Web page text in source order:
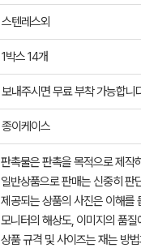
스텐레스외
1박스 14개
보내주시면 무료 부착 가능합니
종이케이스
판촉물은 판촉을 목적으로 제작
일반상품으로 판매는 신중히 판
제공되는 상품의 사진은 이해를
모니터의 해상도, 이미지의 품
상품 규격 및 사이즈는 재는 방